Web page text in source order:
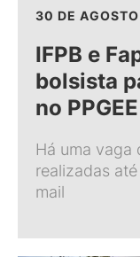
30 DE
IFPB e
bolsista
no PPGEE
Há uma vaga
realizadas
mail